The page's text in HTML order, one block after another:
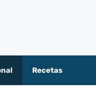
Recetas